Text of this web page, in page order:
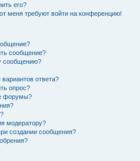
его?
меня требуют войти на конференцию!
сообщение?
сообщению?
ответа?
опрос?
форумы?
модератору?
создании сообщения?